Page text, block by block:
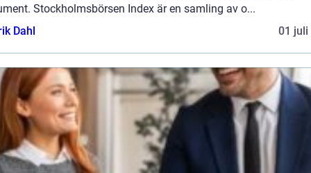
Stockholmsbörsen Index är en samling av o...
Dahl
01 juli